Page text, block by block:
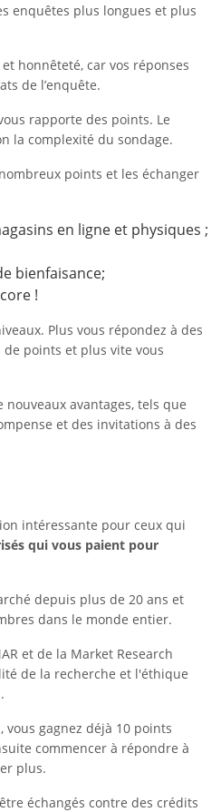
enquêtes plus longues et plus
honnêteté, car vos réponses
de l’enquête.
rapporte des points. Le
la complexité du sondage.
points et les échanger
en ligne et physiques ;
bienfaisance;
!
Plus vous répondez à des
de points et plus vite vous
avantages, tels que
et des invitations à des
intéressante pour ceux qui
qui vous paient pour
depuis plus de 20 ans et
dans le monde entier.
et de la Market Research
de la recherche et l'éthique
vous gagnez déjà 10 points
commencer à répondre à
plus.
échangés contre des crédits